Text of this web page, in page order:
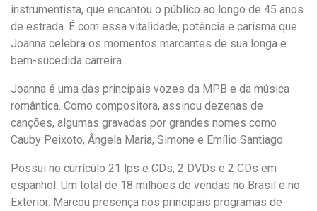
instrumentista, que encantou o público ao longo de 45 anos
de estrada. É com essa vitalidade, potência e carisma que
Joanna celebra os momentos marcantes de sua longa e
bem-sucedida carreira.
Joanna é uma das principais vozes da MPB e da música
romântica. Como compositora, assinou dezenas de
canções, algumas gravadas por grandes nomes como
Cauby Peixoto, Ângela Maria, Simone e Emílio Santiago.
Possui no currículo 21 lps e CDs, 2 DVDs e 2 CDs em
espanhol. Um total de 18 milhões de vendas no Brasil e no
Exterior. Marcou presença nos principais programas de